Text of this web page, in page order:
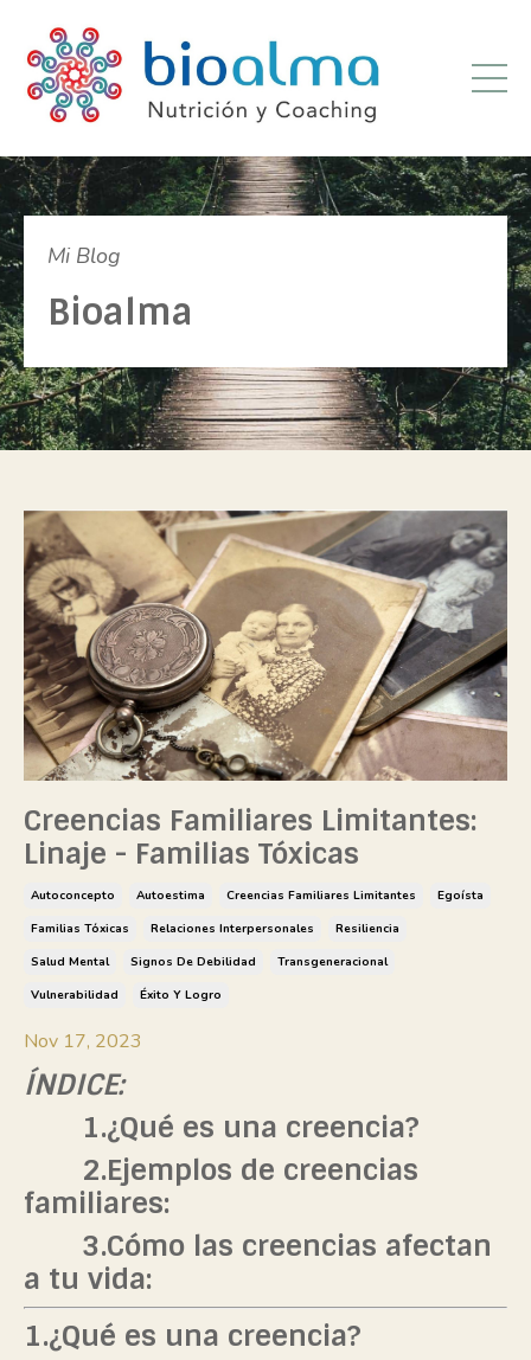
Mi Blog
Bioalma
Creencias Familiares Limitantes:
Linaje - Familias Tóxicas
Autoconcepto Autoestima Creencias Familiares Limitantes
Egoísta
Familias Tóxicas
Relaciones Interpersonales
Resiliencia
Salud Mental
Signos De Debilidad
Transgeneracional
Vulnerabilidad
Éxito Y Logro
Nov 17, 2023
ÍNDICE:
1.¿Qué es una creencia?
2.Ejemplos de creencias
familiares:
3.Cómo las creencias afectan
a tu vida:
1.¿Qué es una creencia?